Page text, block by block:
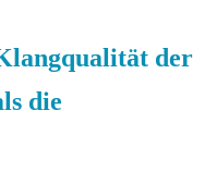
der
die